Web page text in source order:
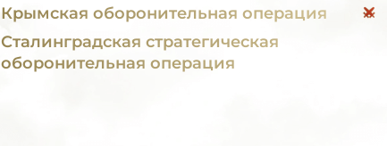
Крымская оборонительная операция
Сталинградская стратегическая
оборонительная операция